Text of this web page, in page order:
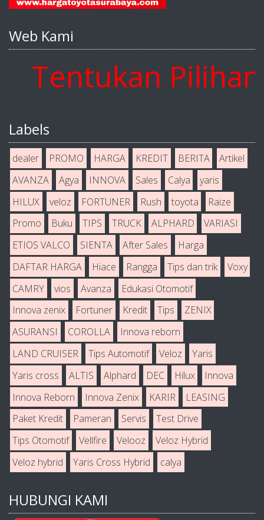
Web Kami
Pilihan
Labels
dealer PROMO HARGA KREDIT BERITA
Artikel
AVANZA
Agya INNOVA Sales Calya
yaris
HILUX
veloz FORTUNER Rush toyota
Raize
Promo
Buku TIPS TRUCK ALPHARD
VARIASI
ETIOS VALCO
SIENTA After Sales
Harga
DAFTAR HARGA
Hiace Rangga Tips dan trik
Voxy
CAMRY
vios Avanza
Edukasi Otomotif
Innova zenix
Fortuner Kredit Tips
ZENIX
ASURANSI
COROLLA
Innova reborn
LAND CRUISER
Tips Automotif Veloz
Yaris
Yaris cross
ALTIS Alphard DEC Hilux
Innova
Innova Reborn
Innova Zenix KARIR
LEASING
Paket Kredit
Pameran Servis
Test Drive
Tips Otomotif
Vellfire Velooz
Veloz Hybrid
Veloz hybrid
Yaris Cross Hybrid calya
HUBUNGI KAMI